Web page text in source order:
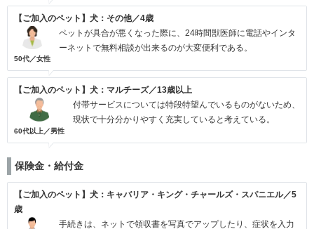
【ご加入のペット】犬：その他／4歳
50代／女性
ペットが具合が悪くなった際に、24時間獣医師に電話やインタ
ーネットで無料相談が出来るのが大変便利である。
【ご加入のペット】犬：マルチーズ／13歳以上
60代以上／男性
付帯サービスについては特段特望んでいるものがないため、
現状で十分分かりやすく充実していると考えている。
保険金・給付金
【ご加入のペット】犬：キャバリア・キング・チャールズ・スパニエル／5
歳
手続きは、ネットで領収書を写真でアップしたり、症状を入力